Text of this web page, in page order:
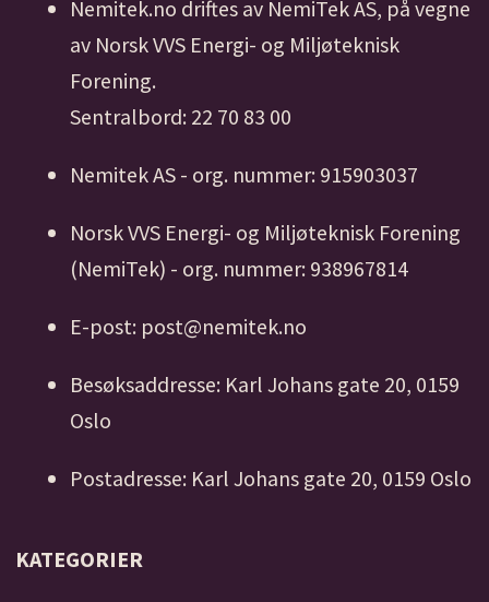
Nemitek.no driftes av NemiTek AS, på vegne
av Norsk VVS Energi- og Miljøteknisk
Forening.
Sentralbord: 22 70 83 00
Nemitek AS - org. nummer: 915903037
Norsk VVS Energi- og Miljøteknisk Forening
(NemiTek) - org. nummer: 938967814
E-post: post@nemitek.no
Besøksaddresse: Karl Johans gate 20, 0159
Oslo
Postadresse: Karl Johans gate 20, 0159 Oslo
KATEGORIER